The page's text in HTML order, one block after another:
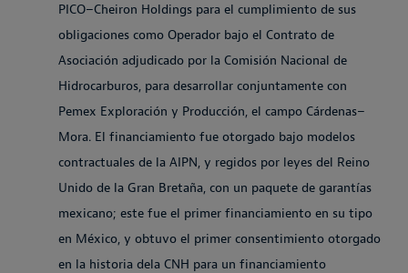
PICO–Cheiron Holdings para el cumplimiento de sus
obligaciones como Operador bajo el Contrato de
Asociación adjudicado por la Comisión Nacional de
Hidrocarburos, para desarrollar conjuntamente con
Pemex Exploración y Producción, el campo Cárdenas–
Mora. El financiamiento fue otorgado bajo modelos
contractuales de la AIPN, y regidos por leyes del Reino
Unido de la Gran Bretaña, con un paquete de garantías
mexicano; este fue el primer financiamiento en su tipo
en México, y obtuvo el primer consentimiento otorgado
en la historia dela CNH para un financiamiento